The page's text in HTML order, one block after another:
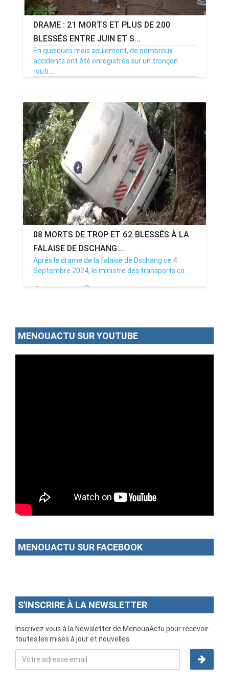
DRAME : 21 MORTS ET PLUS DE 200
BLESSÉS ENTRE JUIN ET S...
En quelques mois seulement, de nombreux
accidents ont été enregistrés sur un tronçon
routi...
08 MORTS DE TROP ET 62 BLESSÉS À LA
FALAISE DE DSCHANG:...
Après le drame de la falaise de Dschang ce 4
Septembre 2024, le ministre des transports co...
05/09/24 Par MenouActu 0
MENOUACTU SUR YOUTUBE
MENOUACTU SUR FACEBOOK
S'INSCRIRE À LA NEWSLETTER
Inscrivez vous à la Newsletter de MenouaActu pour recevoir
toutes les mises à jour et nouvelles.